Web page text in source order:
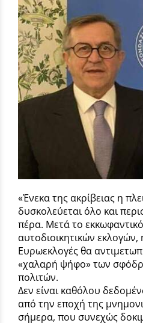
«Ένεκα της ακρίβειας η
δυσκολεύεται όλο και
πέρα. Μετά το
αυτοδιοικητικών
Ευρωεκλογές θα
«χαλαρή ψήφο» των
πολιτών.
Δεν είναι καθόλου
από την εποχή της
σήμερα, που συνεχώς